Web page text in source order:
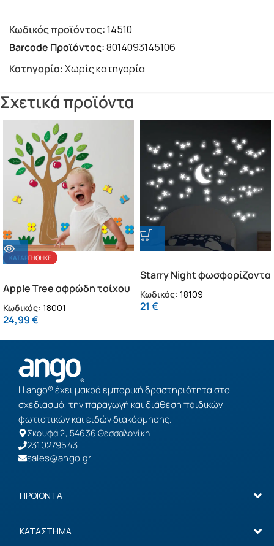
Barcode Προϊόντος:8014093145106
Κωδικός προϊόντος:14510
Κατηγορία:Χωρίς κατηγορία
Σχετικά προϊόντα
ΚΑΤΑΡΓΉΘΗΚΕ
Apple Tree αφρώδη τοίχου
L (18001)
Κωδικός: 18001
24,99€
Starry Night φωσφορίζοντα
τοίχου L (18109)
Κωδικός: 18109
21 €
Η ango® έχει μακρά εμπορική δραστηριότητα στο
σχεδιασμό, την παραγωγή και διάθεση παιδικών
φωτιστικών και ειδών διακόσμησης.
Σκουφά 2, 54636 Θεσσαλονίκη
2310279543
sales@ango.gr
ΠΡΟΪΟΝΤΑ
ΚΑΤΑΣΤΗΜΑ